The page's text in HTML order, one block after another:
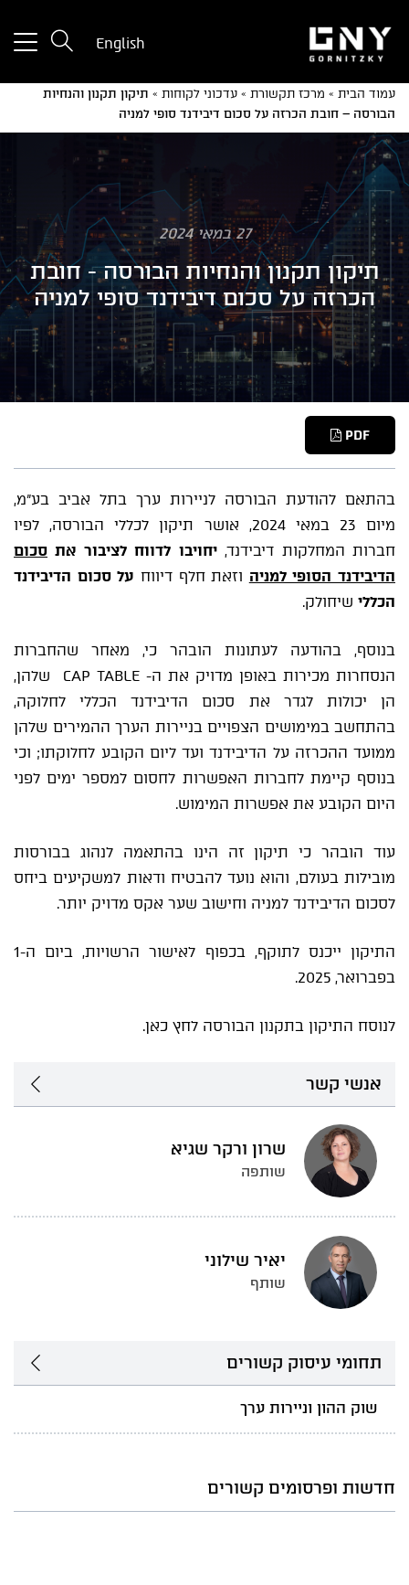
English
עמוד הבית » מרכז תקשורת » עדכוני לקוחות » תיקון תקנון והנחיות
הבורסה – חובת הכרזה על סכום דיבידנד סופי למניה
27 במאי 2024
תיקון תקנון והנחיות הבורסה - חובת
הכרזה על סכום דיבידנד סופי למניה
PDF
בהתאם להודעת הבורסה לניירות ערך בתל אביב בע"מ,
מיום 23 במאי 2024, אושר תיקון לכללי הבורסה, לפיו
חברות המחלקות דיבידנד,יחויבו לדווח לציבור את סכום
הדיבידנד הסופי למניה וזאת חלף דיווח על סכום הדיבידנד
הכללי שיחולק.
בנוסף, בהודעה לעתונות הובהר כי, מאחר שהחברות
הנסחרות מכירות באופן מדויק את ה- CAP TABLE שלהן,
הן יכולות לגדר את סכום הדיבידנד הכללי לחלוקה,
בהתחשב במימושים הצפויים בניירות הערך ההמירים שלהן
ממועד ההכרזה על הדיבידנד ועד ליום הקובע לחלוקתו; וכי
בנוסף קיימת לחברות האפשרות לחסום למספר ימים לפני
היום הקובע את אפשרות המימוש.
עוד הובהר כי תיקון זה הינו בהתאמה לנהוג בבורסות
מובילות בעולם, והוא נועד להבטיח ודאות למשקיעים ביחס
לסכום הדיבידנד למניה וחישוב שער אקס מדויק יותר.
התיקון ייכנס לתוקף, בכפוף לאישור הרשויות, ביום ה-1
בפברואר, 2025.
לנוסח התיקון בתקנון הבורסה לחץ כאן.
אנשי קשר
שרון ורקר שגיא
שותפה
יאיר שילוני
שותף
תחומי עיסוק קשורים
שוק ההון וניירות ערך
חדשות ופרסומים קשורים